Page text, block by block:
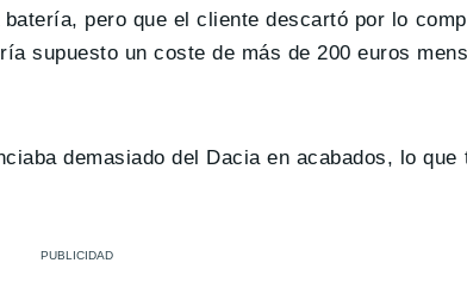
pero que el cliente descartó por lo
supuesto un coste de más de 200 euros
demasiado del Dacia en acabados, lo